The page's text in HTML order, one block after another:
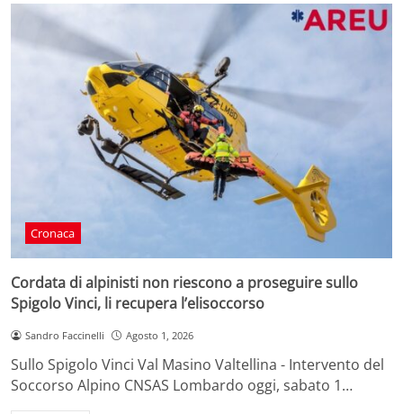
Cronaca
Cordata di alpinisti non riescono a proseguire sullo
Spigolo Vinci, li recupera l’elisoccorso
Sandro Faccinelli Agosto 1, 2026
Sullo Spigolo Vinci Val Masino Valtellina - Intervento del
Soccorso Alpino CNSAS Lombardo oggi, sabato 1…